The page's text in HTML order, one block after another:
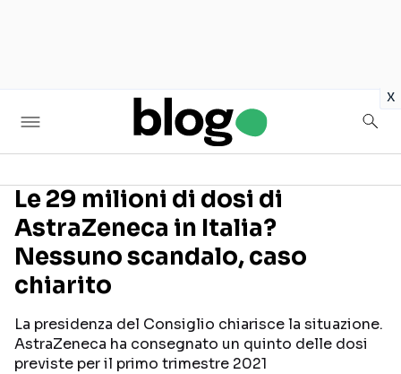
x
Seguici sui social
Le 29 milioni di dosi di
AstraZeneca in Italia?
Nessuno scandalo, caso
chiarito
La presidenza del Consiglio chiarisce la situazione.
AstraZeneca ha consegnato un quinto delle dosi
previste per il primo trimestre 2021